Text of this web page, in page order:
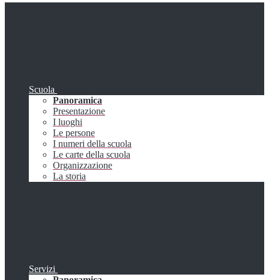
Scuola
Panoramica
Presentazione
I luoghi
Le persone
I numeri della scuola
Le carte della scuola
Organizzazione
La storia
Servizi